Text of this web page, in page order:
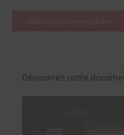
Découvrez notre